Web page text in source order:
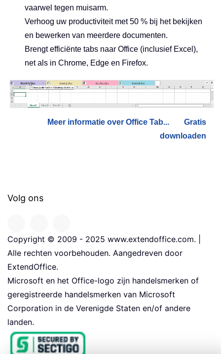
vaarwel tegen muisarm.
Verhoog uw productiviteit met 50 % bij het bekijken
en bewerken van meerdere documenten.
Brengt efficiënte tabs naar Office (inclusief Excel),
net als in Chrome, Edge en Firefox.
Meer informatie over Office Tab...
Gratis
downloaden
Volg ons
Copyright © 2009 - 2025 www.extendoffice.com. |
Alle rechten voorbehouden. Aangedreven door
ExtendOffice.
Microsoft en het Office-logo zijn handelsmerken of
geregistreerde handelsmerken van Microsoft
Corporation in de Verenigde Staten en/of andere
landen.